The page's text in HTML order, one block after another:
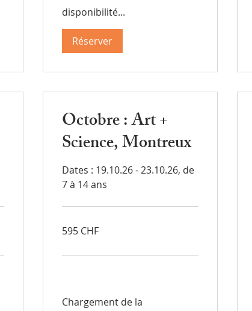
disponibilité...
Réserver
Octobre : Art +
Science, Montreux
Dates : 19.10.26 - 23.10.26, de
7 à 14 ans
francs
595 CHF
Chargement de la